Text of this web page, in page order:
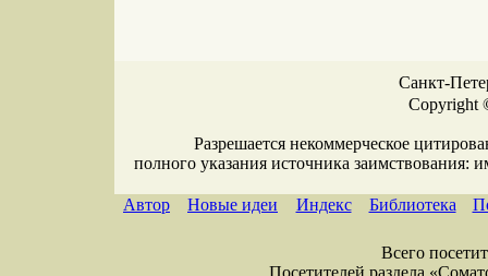
Санкт-
Copyright
Разрешается некоммерческое
полного указания источника заимствования:
Автор Новые идеи Индекс Библиотека
Всего
Посетителей раздела